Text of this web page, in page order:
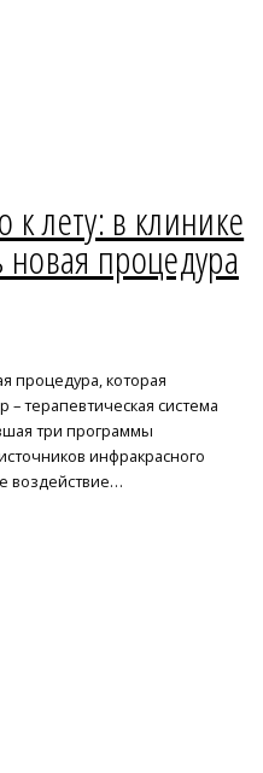
к лету: в клинике
процедура
процедура, которая
– терапевтическая система
три программы
инфракрасного
воздействие…